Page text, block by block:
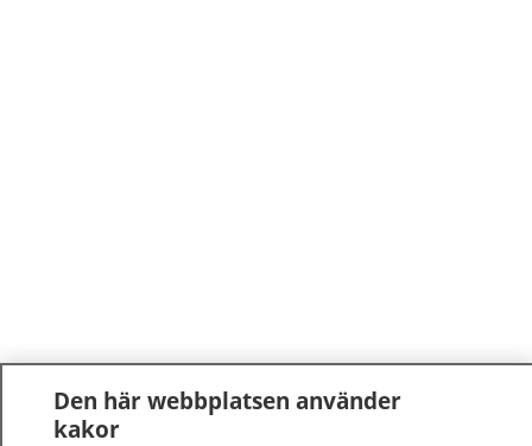
Den här webbplatsen använder
kakor